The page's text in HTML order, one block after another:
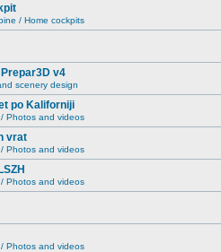
/ Home cockpits
v4
scenery design
po Kaliforniji
Photos and videos
vrat
Photos and videos
Photos and videos
Photos and videos